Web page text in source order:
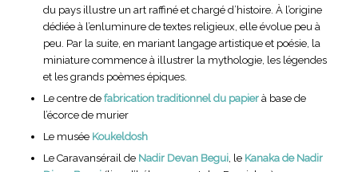
du pays illustre un art raffiné et chargé d’histoire. À l’origine
dédiée à l’enluminure de textes religieux, elle évolue peu à
peu. Par la suite, en mariant langage artistique et poésie, la
miniature commence à illustrer la mythologie, les légendes
et les grands poèmes épiques.
Le centre de fabrication traditionnel du papierà base de
l’écorce de murier
Le musée Koukeldosh
Le Caravansérail de Nadir Devan Begui, le Kanaka de Nadir